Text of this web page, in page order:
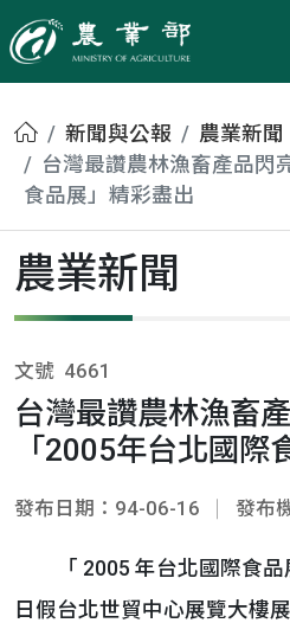
農業部
首頁新聞與公報
農業新聞
台灣最讚農林漁畜產品閃
食品展」精彩盡出
農業新聞
文號 4661
台灣最讚農林漁畜
「2005年台北國際
發布日期：94-06-16 發布
「 2005 年台北國際食品
日假台北世貿中心展覽大樓